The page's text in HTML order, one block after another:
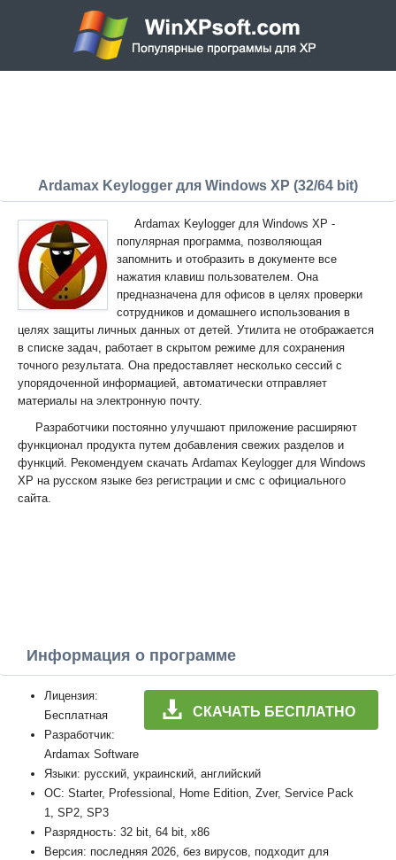
Ardamax Keylogger для Windows XP (32/64 bit)
Ardamax Keylogger для Windows XP -
популярная программа, позволяющая
запомнить и отобразить в документе все
нажатия клавиш пользователем. Она
предназначена для офисов в целях проверки
сотрудников и домашнего использования в
целях защиты личных данных от детей. Утилита не отображается
в списке задач, работает в скрытом режиме для сохранения
точного результата. Она предоставляет несколько сессий с
упорядоченной информацией, автоматически отправляет
материалы на электронную почту.
Разработчики постоянно улучшают приложение расширяют
функционал продукта путем добавления свежих разделов и
функций. Рекомендуем скачать Ardamax Keylogger для Windows
XP на русском языке без регистрации и смс с официального
сайта.
Информация о программе
СКАЧАТЬ БЕСПЛАТНО
Лицензия:
Бесплатная
Разработчик:
Ardamax Software
Языки: русский, украинский, английский
ОС: Starter, Professional, Home Edition, Zver, Service Pack
1, SP2, SP3
Разрядность: 32 bit, 64 bit, x86
Версия: последняя 2026, без вирусов, подходит для